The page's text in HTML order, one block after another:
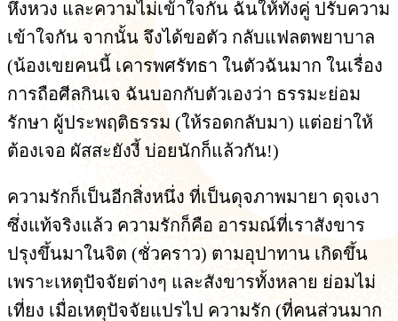
หึงหวง และความไม่เข้าใจกัน ฉันให้ทั้งคู่ ปรับความ
เข้าใจกัน จากนั้น จึงได้ขอตัว กลับแฟลตพยาบาล
(น้องเขยคนนี้ เคารพศรัทธา ในตัวฉันมาก ในเรื่อง
การถือศีลกินเจ ฉันบอกกับตัวเองว่า ธรรมะย่อม
รักษา ผู้ประพฤติธรรม (ให้รอดกลับมา) แต่อย่าให้
ต้องเจอ ผัสสะยังงี้ บ่อยนักก็แล้วกัน!)
ความรักก็เป็นอีกสิ่งหนึ่ง ที่เป็นดุจภาพมายา ดุจเงา
ซึ่งแท้จริงแล้ว ความรักก็คือ อารมณ์ที่เราสังขาร
ปรุงขึ้นมาในจิต (ชั่วคราว) ตามอุปาทาน เกิดขึ้น
เพราะเหตุปัจจัยต่างๆ และสังขารทั้งหลาย ย่อมไม่
เที่ยง เมื่อเหตุปัจจัยแปรไป ความรัก (ที่คนส่วนมาก